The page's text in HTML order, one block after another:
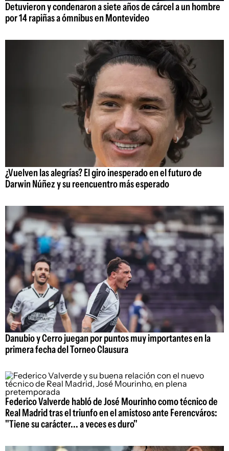
Detuvieron y condenaron a siete años de cárcel a un hombre
por 14 rapiñas a ómnibus en Montevideo
¿Vuelven las alegrías? El giro inesperado en el futuro de
Darwin Núñez y su reencuentro más esperado
Danubio y Cerro juegan por puntos muy importantes en la
primera fecha del Torneo Clausura
Federico Valverde habló de José Mourinho como técnico de
Real Madrid tras el triunfo en el amistoso ante Ferencváros:
"Tiene su carácter... a veces es duro"